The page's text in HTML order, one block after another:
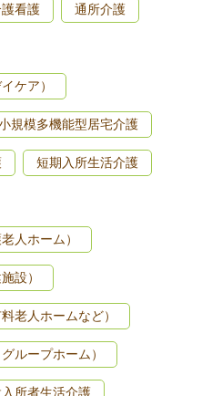
看護 通所介護
ケア）
規模多機能型居宅介護
短期入所生活介護
人ホーム）
設）
老人ホームなど）
ループホーム）
所者生活介護